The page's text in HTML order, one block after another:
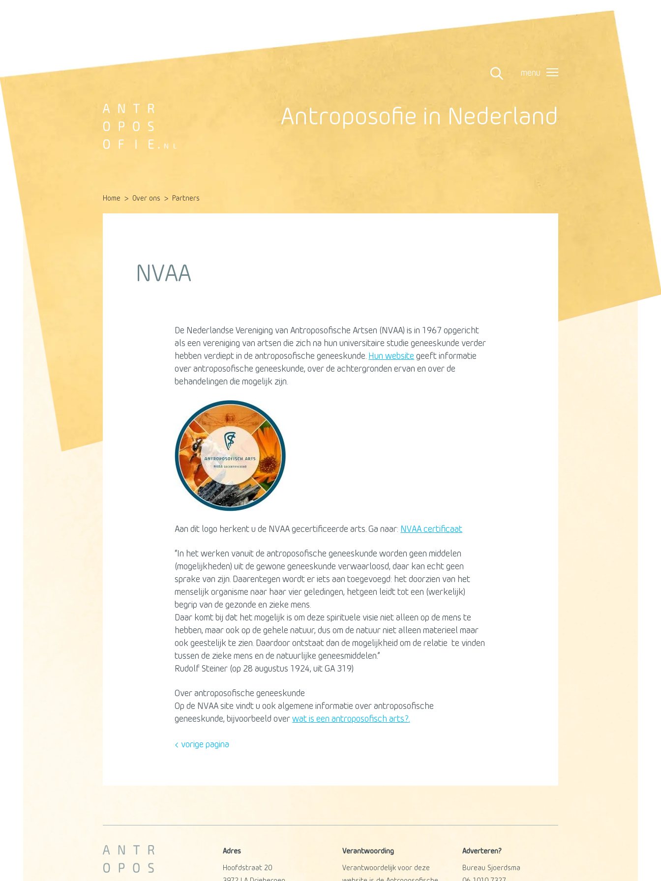
menu
Antroposoﬁe in Nederland
Home Over ons Partners
NVAA
De Nederlandse Vereniging van Antroposofische Artsen (NVAA) is in 1967 opgericht
als een vereniging van artsen die zich na hun universitaire studie geneeskunde verder
hebben verdiept in de antroposofische geneeskunde. Hun website geeft informatie
over antroposofische geneeskunde, over de achtergronden ervan en over de
behandelingen die mogelijk zijn.
Aan dit logo herkent u de NVAA gecertificeerde arts. Ga naar: NVAA certificaat
“In het werken vanuit de antroposofische geneeskunde worden geen middelen
(mogelijkheden) uit de gewone geneeskunde verwaarloosd, daar kan echt geen
sprake van zijn. Daarentegen wordt er iets aan toegevoegd: het doorzien van het
menselijk organisme naar haar vier geledingen, hetgeen leidt tot een (werkelijk)
begrip van de gezonde en zieke mens.
Daar komt bij dat het mogelijk is om deze spirituele visie niet alleen op de mens te
hebben, maar ook op de gehele natuur, dus om de natuur niet alleen materieel maar
ook geestelijk te zien. Daardoor ontstaat dan de mogelijkheid om de relatie te vinden
tussen de zieke mens en de natuurlijke geneesmiddelen.”
Rudolf Steiner (op 28 augustus 1924, uit GA 319)
Over antroposofische geneeskunde
Op de NVAA site vindt u ook algemene informatie over antroposofische
geneeskunde, bijvoorbeeld overwat is een antroposofisch arts.?.
vorige pagina
Adres
Hoofdstraat 20
Verantwoording
Verantwoordelijk voor deze
Adverteren?
Bureau Sjoerdsma